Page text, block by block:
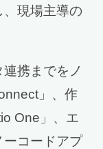
現場主導の
携までをノ
」、作
One」、エ
ーコードアプ